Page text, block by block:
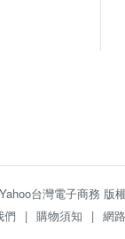
Yahoo台灣電子商務 版
們 | 購物須知 | 網